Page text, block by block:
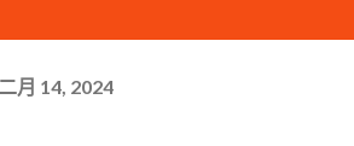
月 14, 2024